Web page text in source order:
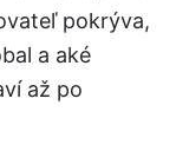
pokrýva,
a aké
až po